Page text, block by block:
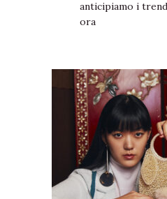
anticipiamo i
ora